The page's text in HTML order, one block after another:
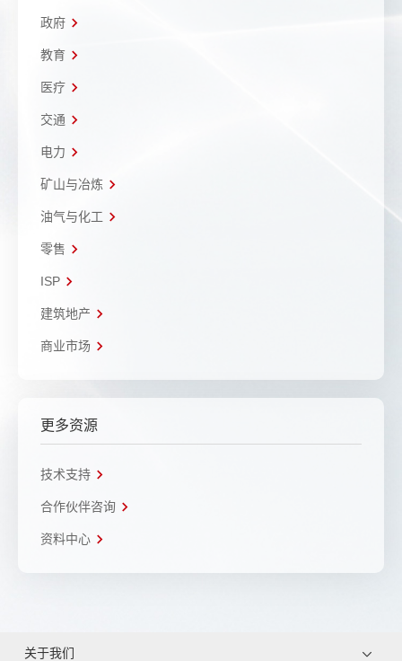
政府
教育
医疗
交通
电力
矿山与冶炼
油气与化工
零售
ISP
建筑地产
商业市场
更多资源
技术支持
合作伙伴咨询
资料中心
关于我们